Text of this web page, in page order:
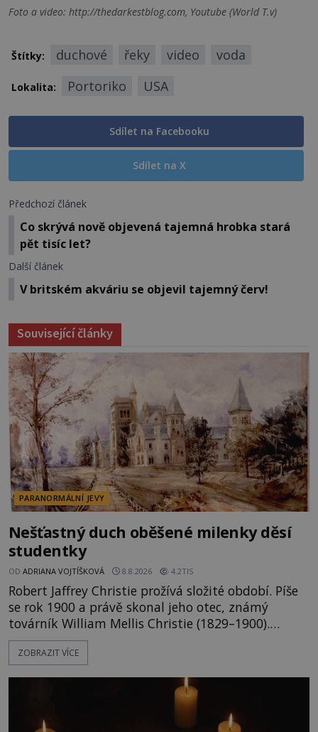
Foto a video: http://thedarkestblog.com, Youtube (World T.v)
Štítky: duchové řeky video voda
Lokalita: Portoriko USA
Sdílet na Facebooku
Sdílet na X
Předchozí článek
Co skrývá nově objevená tajemná hrobka stará
pět tisíc let?
Další článek
V britském akváriu se objevil tajemný červ!
Související články
PARANORMÁLNÍ JEVY
Nešťastný duch oběšené milenky děsí
studentky
OD ADRIANA VOJTÍŠKOVÁ 8.8.2026 4.2TIS
Robert Jaffrey Christie prožívá složité období. Píše
se rok 1900 a právě skonal jeho otec, známý
továrník William Mellis Christie (1829–1900).
Smutná událost je ale doprovázena ohromným
dědictvím... Robertu připadne rodinné sídlo v
ta, na niž přijde Robert, by jen tak někoho
ZOBRAZIT VÍCE